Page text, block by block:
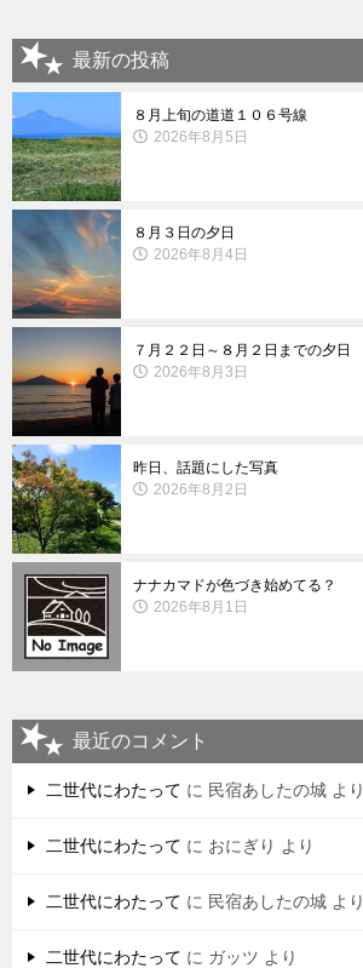
最新の投稿
８月上旬の道道１０６号線
2026年8月5日
８月３日の夕日
2026年8月4日
７月２２日～８月２日までの夕日
2026年8月3日
昨日、話題にした写真
2026年8月2日
ナナカマドが色づき始めてる？
2026年8月1日
最近のコメント
二世代にわたって に 民宿あしたの城 より
二世代にわたって に おにぎり より
二世代にわたって に 民宿あしたの城 より
二世代にわたって に ガッツ より